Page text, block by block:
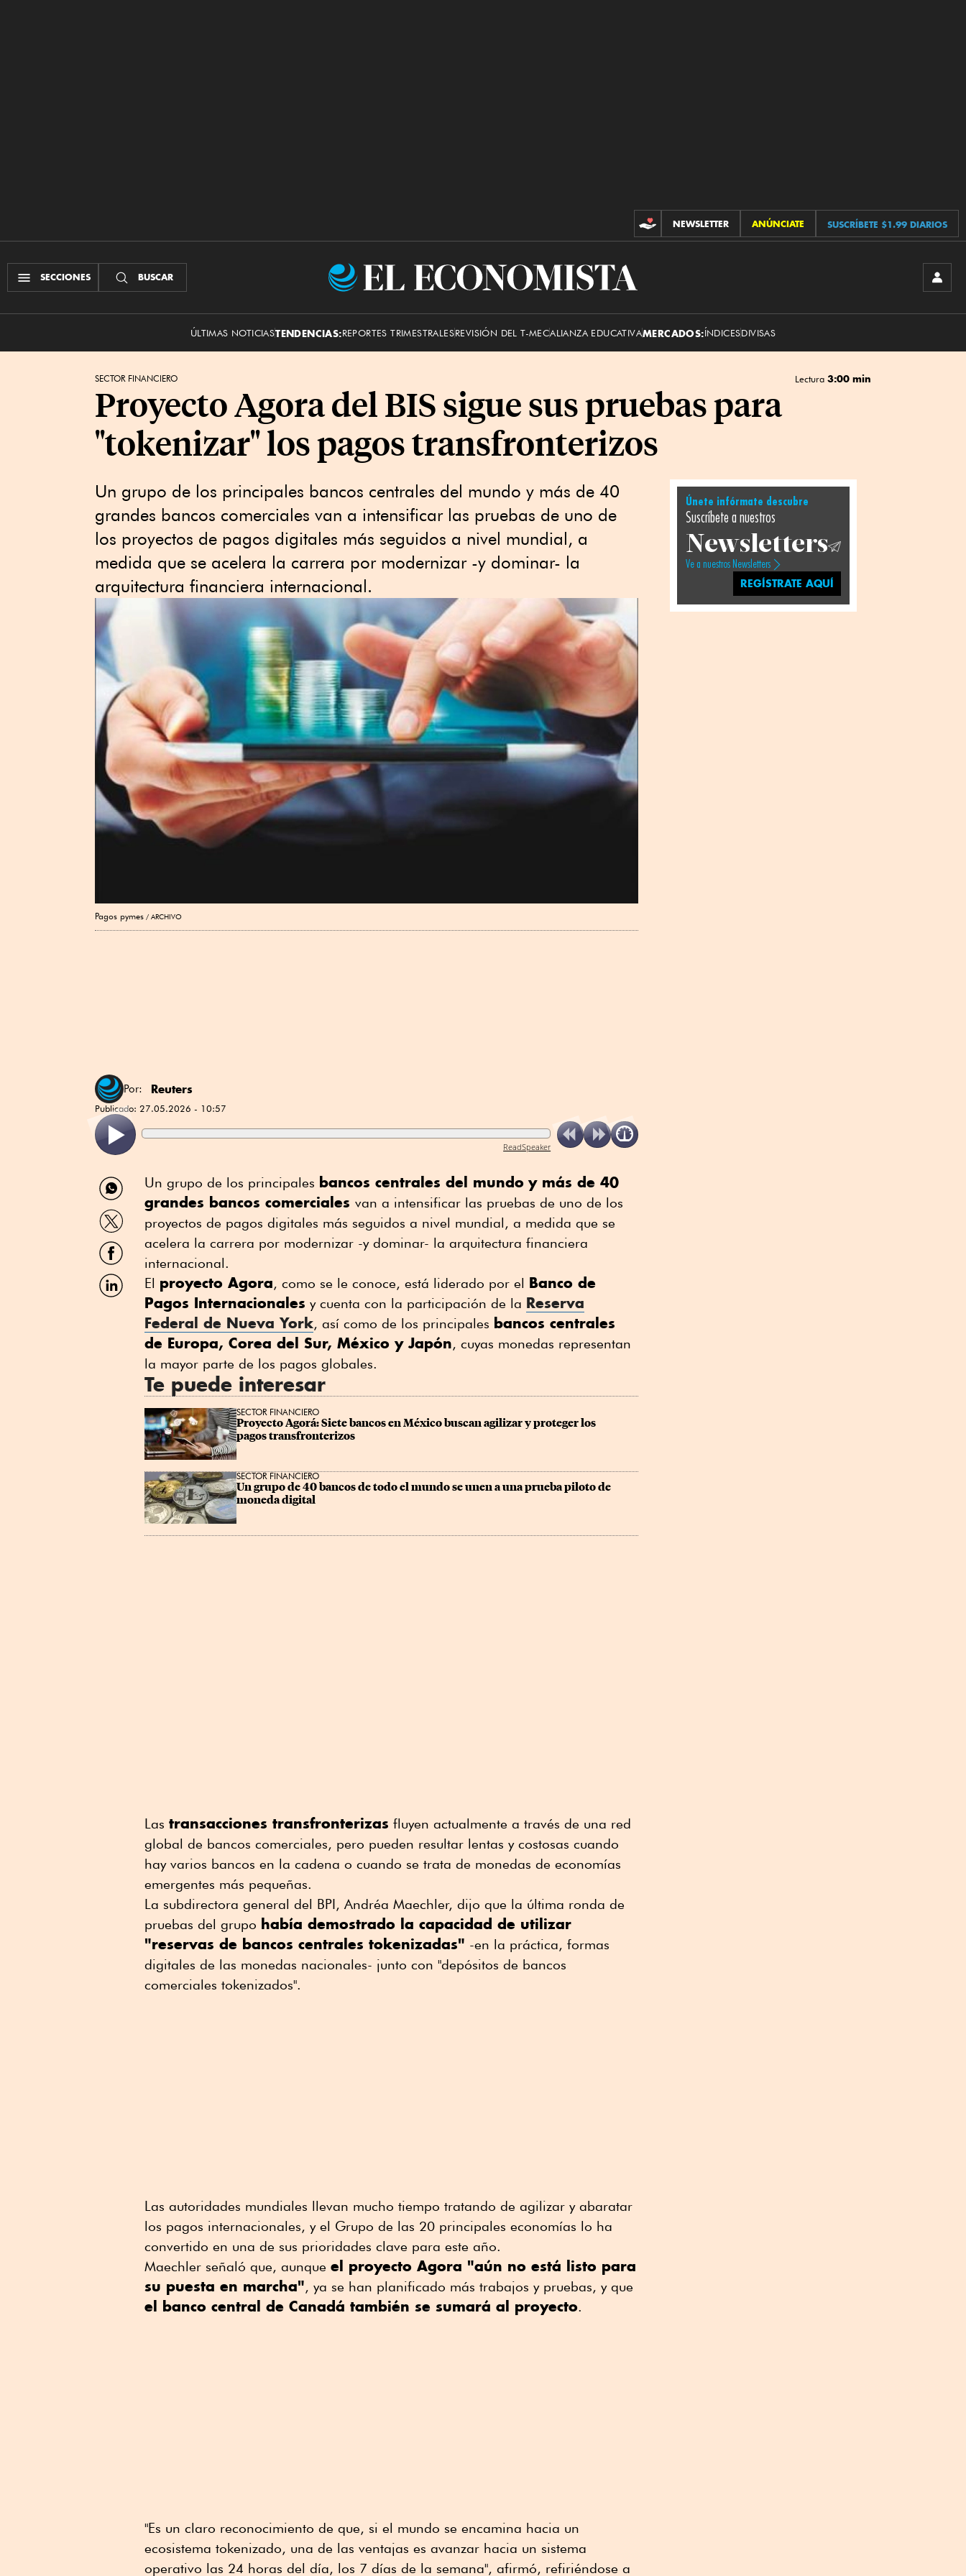
CONTRIBUCIONES
NEWSLETTER ANÚNCIATE SUSCRÍBETE $1.99 DIARIOS
SECCIONES BUSCAR
El
ÚLTIMAS NOTICIASTENDENCIAS:REPORTES TRIMESTRALESREVISIÓN DEL T-MECALIANZA EDUCATIVAMERCADOS:ÍNDICESDIVISAS
SECTOR FINANCIERO Lectura 3:00 min
Proyecto Agora del BIS sigue sus pruebas para
"tokenizar" los pagos transfronterizos
Un grupo ⁠de los principales bancos centrales del mundo y más de 40
grandes bancos comerciales van a intensificar ⁠las pruebas de uno de
los proyectos de pagos digitales más seguidos a nivel mundial, a
medida que se acelera la carrera por modernizar -y dominar- ‌la
arquitectura financiera internacional.
Pagos pymes ARCHIVO
Por: Reuters
Publicado: 27.05.2026 - 10:57
ReadSpeaker
Compartir
por
WhatsApp
Compartir
por
Twitter
Compartir
por
Facebook
Compartir
por
Un grupo ⁠de los principales bancos centrales del mundo y más de 40
grandes bancos comerciales van a intensificar ⁠las pruebas de uno de los
proyectos de pagos digitales más seguidos a nivel mundial, a medida que se
acelera la carrera por modernizar -y dominar- la arquitectura financiera
internacional.
El proyecto Agora, como se le conoce, está liderado por el Banco ⁠de
Pagos Internacionales y cuenta con la ⁠participación de la Reserva
Federal de Nueva York, así como de los principales bancos centrales
de Europa, Corea del Sur, México y Japón, cuyas monedas representan
la mayor parte de los pagos globales.
Te puede interesar
SECTOR FINANCIERO
Proyecto Agorá: Siete bancos en México buscan agilizar y proteger los
pagos transfronterizos
SECTOR FINANCIERO
Un grupo de 40 bancos de todo el mundo se unen a una prueba piloto de
moneda digital
Las transacciones transfronterizas fluyen actualmente a través de una red
global de bancos comerciales, pero pueden resultar lentas y costosas cuando
hay varios bancos en la cadena o cuando se trata de monedas de economías
emergentes más pequeñas.
La subdirectora general del BPI, Andréa Maechler, dijo que la última ronda de
pruebas del grupo había demostrado la capacidad de utilizar
"reservas de bancos centrales tokenizadas" -en la práctica, formas
digitales de las monedas nacionales- junto con "depósitos de bancos
comerciales tokenizados".
Las autoridades mundiales llevan mucho tiempo tratando de agilizar y abaratar
los pagos internacionales, y el Grupo de las 20 principales economías lo ha
convertido en una de sus prioridades clave para este año.
Maechler señaló que, aunque el proyecto Agora "aún no está listo para
su puesta en marcha", ya se han planificado más trabajos y pruebas, y que
el banco central de Canadá también se sumará al proyecto.
"Es un claro reconocimiento de que, si el mundo se encamina hacia un
ecosistema tokenizado, una de las ventajas es avanzar hacia un sistema
operativo las 24 horas del día, los 7 días de la semana", afirmó, refiriéndose a
Únete infórmate descubre
Suscríbete a nuestros
Newsletters
Ve a nuestros Newsletters
REGÍSTRATE AQUÍ